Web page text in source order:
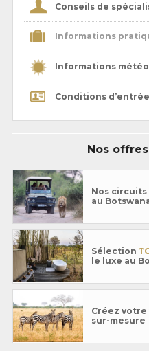
Conseils de
Informations
Informations météo
Conditions d’entrée
Nos
Nos
au
Sélection
le luxe au
Créez votre
sur-mesure